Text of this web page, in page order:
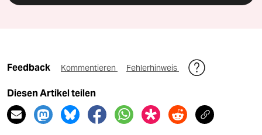
Feedback Kommentieren Fehlerhinweis
Diesen Artikel teilen